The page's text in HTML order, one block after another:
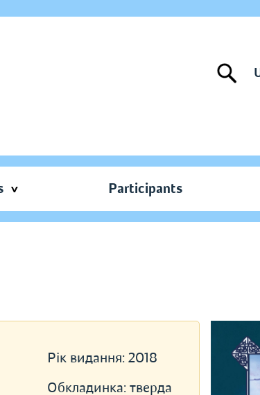
Participants
Рік видання: 2018
Обкладинка: тверда